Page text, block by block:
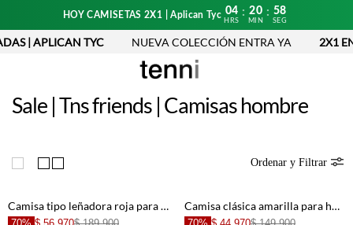
HOY CAMISETAS 2X1 | Aplican Tyc 04
HRS
: 20
MIN
: 58
SEG
| APLICAN TYC NUEVA COLECCIÓN ENTRA YA 2X1
Sale | Tns friends | Camisas hombre
Ordenar y Filtrar
Camisa tipo leñadora roja para hombre Camisa clásica amarilla para hombre